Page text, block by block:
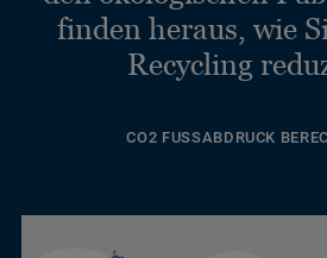
finden heraus, wie
Recycling
CO2 FUSSABDRUCK